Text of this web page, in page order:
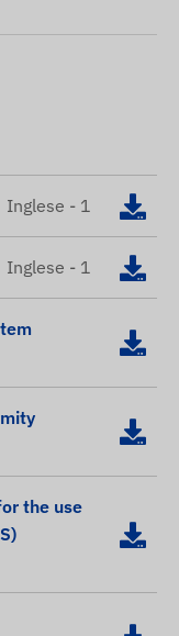
Inglese - 1
Inglese - 1
the use